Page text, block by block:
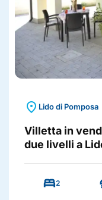
location_on Lido di Pomposa
Villetta in
due livelli a
bed2